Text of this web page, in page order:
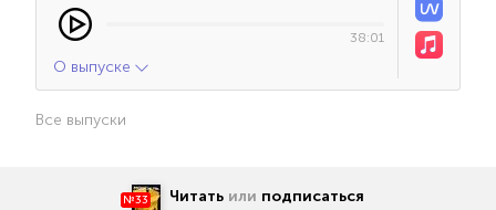
38:01
О выпуске
Все выпуски
№33 Читать или подписаться